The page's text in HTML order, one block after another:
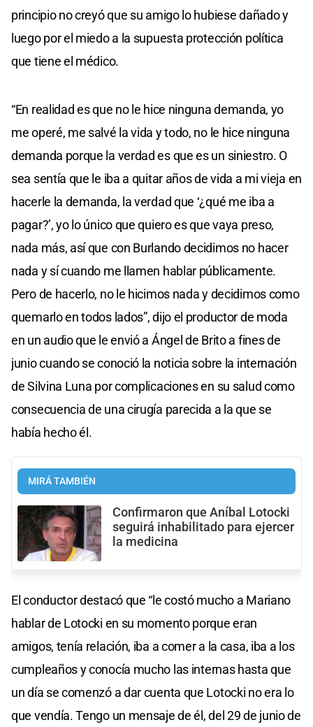
principio no creyó que su amigo lo hubiese dañado y
luego por el miedo a la supuesta protección política
que tiene el médico.
“En realidad es que no le hice ninguna demanda, yo
me operé, me salvé la vida y todo, no le hice ninguna
demanda porque la verdad es que es un siniestro. O
sea sentía que le iba a quitar años de vida a mi vieja en
hacerle la demanda, la verdad que ‘¿qué me iba a
pagar?’, yo lo único que quiero es que vaya preso,
nada más, así que con Burlando decidimos no hacer
nada y sí cuando me llamen hablar públicamente.
Pero de hacerlo, no le hicimos nada y decidimos como
quemarlo en todos lados”, dijo el productor de moda
en un audio que le envió a Ángel de Brito a fines de
junio cuando se conoció la noticia sobre la internación
de Silvina Luna por complicaciones en su salud como
consecuencia de una cirugía parecida a la que se
había hecho él.
MIRÁ TAMBIÉN
Confirmaron que Aníbal Lotocki
seguirá inhabilitado para ejercer
la medicina
El conductor destacó que “le costó mucho a Mariano
hablar de Lotocki en su momento porque eran
amigos, tenía relación, iba a comer a la casa, iba a los
cumpleaños y conocía mucho las internas hasta que
un día se comenzó a dar cuenta que Lotocki no era lo
que vendía. Tengo un mensaje de él, del 29 de junio de